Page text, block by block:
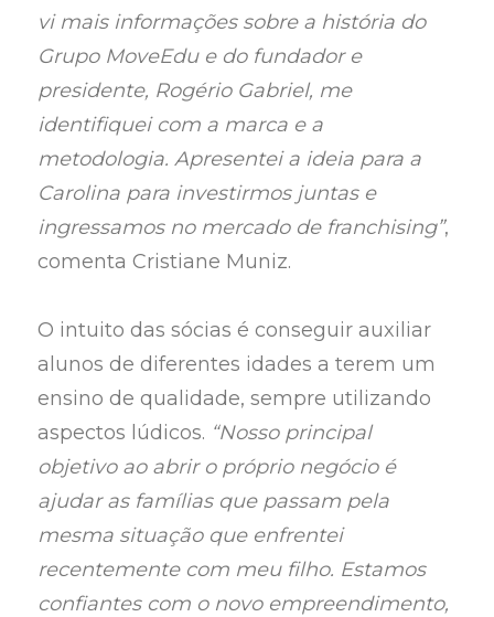
vi mais informações sobre a história do
Grupo MoveEdu e do fundador e
presidente, Rogério Gabriel, me
identifiquei com a marca e a
metodologia. Apresentei a ideia para a
Carolina para investirmos juntas e
ingressamos no mercado de franchising”,
comenta Cristiane Muniz.
O intuito das sócias é conseguir auxiliar
alunos de diferentes idades a terem um
ensino de qualidade, sempre utilizando
aspectos lúdicos. “Nosso principal
objetivo ao abrir o próprio negócio é
ajudar as famílias que passam pela
mesma situação que enfrentei
recentemente com meu filho. Estamos
confiantes com o novo empreendimento,